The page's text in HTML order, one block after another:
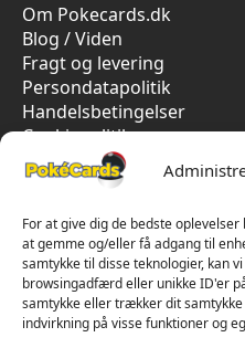
For at give dig de bedste
at gemme og/eller få adgang til
samtykke til disse teknologier, kan
browsingadfærd eller unikke ID'er
samtykke eller trækker dit
indvirkning på visse funktioner og
Om Pokecards.dk
Blog / Viden
Fragt og levering
Persondatapolitik
Handelsbetingelser
Cookiepolitik
Vi har kun 5-stjernet